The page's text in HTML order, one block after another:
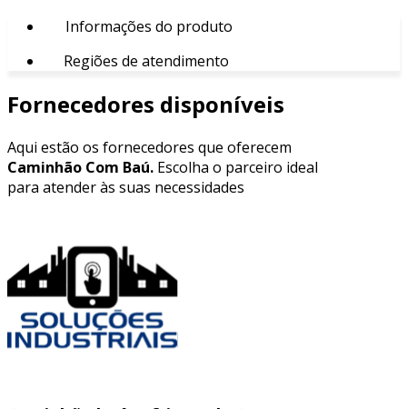
Informações do produto
Regiões de atendimento
Fornecedores disponíveis
Aqui estão os fornecedores que oferecem
Caminhão Com Baú. Escolha o parceiro ideal
para atender às suas necessidades